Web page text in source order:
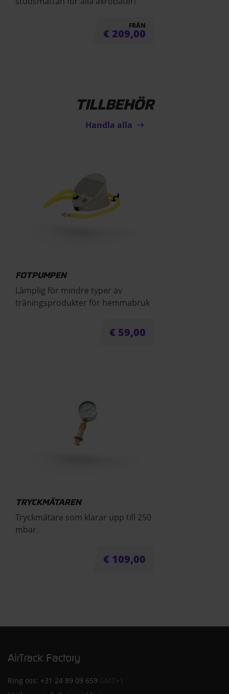
FRÅN
€ 209,00
TILLBEHÖR
Handla alla
FOTPUMPEN
Lämplig för mindre typer av
träningsprodukter för hemmabruk
€ 59,00
TRYCKMÄTAREN
Tryckmätare som klarar upp till 250
mbar.
€ 109,00
Ring oss: +31 24 89 09 659 GMT+1